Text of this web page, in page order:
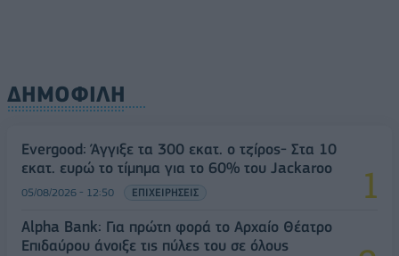
ΔΗΜΟΦΙΛΗ
Evergood: Άγγιξε τα 300 εκατ. ο τζίρος- Στα 10
εκατ. ευρώ το τίμημα για το 60% του Jackaroo
05/08/2026 - 12:50 ΕΠΙΧΕΙΡΗΣΕΙΣ
Alpha Bank: Για πρώτη φορά το Αρχαίο Θέατρο
Επιδαύρου άνοιξε τις πύλες του σε όλους